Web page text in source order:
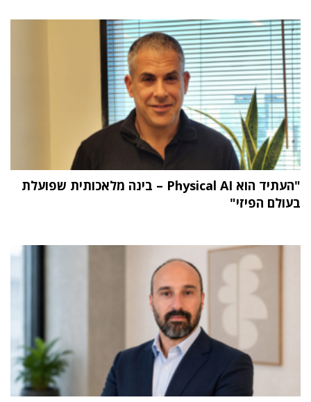
"העתיד הוא Physical AI – בינה מלאכותית שפועלת
בעולם הפיזי"